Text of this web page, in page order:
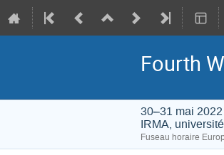
Fourth
30–31 mai 2022
IRMA,
Fuseau horaire